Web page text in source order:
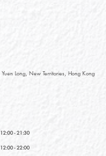
Long, New Territories, Hong Kong
12:00 - 21:30
12:00 - 22:00